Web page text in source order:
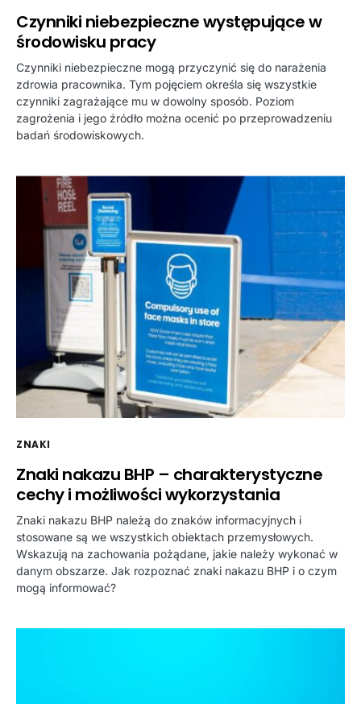
Czynniki niebezpieczne występujące w
środowisku pracy
Czynniki niebezpieczne mogą przyczynić się do narażenia
zdrowia pracownika. Tym pojęciem określa się wszystkie
czynniki zagrażające mu w dowolny sposób. Poziom
zagrożenia i jego źródło można ocenić po przeprowadzeniu
badań środowiskowych.
ZNAKI
Znaki nakazu BHP – charakterystyczne
cechy i możliwości wykorzystania
Znaki nakazu BHP należą do znaków informacyjnych i
stosowane są we wszystkich obiektach przemysłowych.
Wskazują na zachowania pożądane, jakie należy wykonać w
danym obszarze. Jak rozpoznać znaki nakazu BHP i o czym
mogą informować?